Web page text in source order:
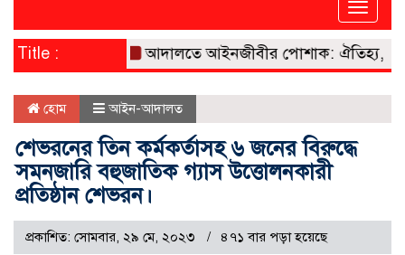
Toggle
Title : আদালতে আইনজীবীর পোশাক: ঐতিহ্য, প্রতীক
হোম আইন-আদালত
শেভরনের তিন কর্মকর্তাসহ ৬ জনের বিরুদ্ধে
সমনজারি বহুজাতিক গ্যাস উত্তোলনকারী
প্রতিষ্ঠান শেভরন।
প্রকাশিত: সোমবার, ২৯ মে, ২০২৩ ৪৭১ বার পড়া হয়েছে